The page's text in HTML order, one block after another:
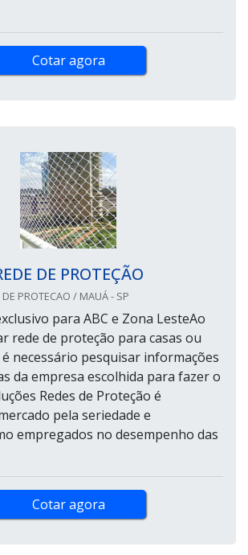
Cotar agora
DE PROTEÇÃO
PROTECAO / MAUÁ - SP
para ABC e Zona LesteAo
rede de proteção para casas ou
necessário pesquisar informações
da empresa escolhida para fazer o
Redes de Proteção é
pela seriedade e
empregados no desempenho das
Cotar agora